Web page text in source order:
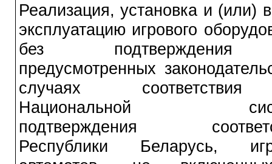
Реализация, установка и (или)
эксплуатацию игрового
без
предусмотренных
случаях
Национальной
подтверждения
Республики Беларусь,